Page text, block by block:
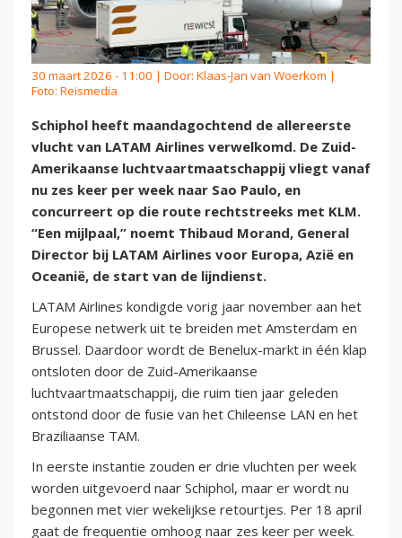
30 maart 2026 - 11:00 | Door: Klaas-Jan van Woerkom |
Foto: Reismedia
Schiphol heeft maandagochtend de allereerste
vlucht van LATAM Airlines verwelkomd. De Zuid-
Amerikaanse luchtvaartmaatschappij vliegt vanaf
nu zes keer per week naar Sao Paulo, en
concurreert op die route rechtstreeks met KLM.
“Een mijlpaal,” noemt Thibaud Morand, General
Director bij LATAM Airlines voor Europa, Azië en
Oceanië, de start van de lijndienst.
LATAM Airlines kondigde vorig jaar november aan het
Europese netwerk uit te breiden met Amsterdam en
Brussel. Daardoor wordt de Benelux-markt in één klap
ontsloten door de Zuid-Amerikaanse
luchtvaartmaatschappij, die ruim tien jaar geleden
ontstond door de fusie van het Chileense LAN en het
Braziliaanse TAM.
In eerste instantie zouden er drie vluchten per week
worden uitgevoerd naar Schiphol, maar er wordt nu
begonnen met vier wekelijkse retourtjes. Per 18 april
gaat de frequentie omhoog naar zes keer per week.